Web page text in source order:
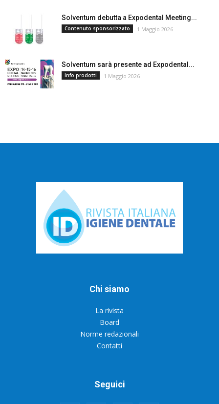
Solventum debutta a Expodental Meeting...
Contenuto sponsorizzato 1 Maggio 2026
Solventum sarà presente ad Expodental...
Info prodotti 1 Maggio 2026
Chi siamo
La rivista
Board
Norme redazionali
Contatti
Seguici